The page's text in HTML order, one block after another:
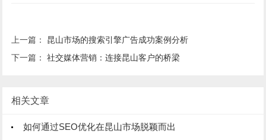
上一篇： 昆山市场的搜索引擎广告成功案例分析
下一篇：社交媒体营销：连接昆山客户的桥梁
相关文章
如何通过SEO优化在昆山市场脱颖而出